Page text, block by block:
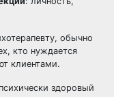
обычно
кто нуждается
клиентами.
здоровый